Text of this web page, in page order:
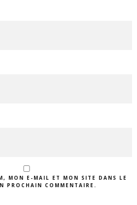
MON E-MAIL ET MON SITE DANS LE
PROCHAIN COMMENTAIRE.